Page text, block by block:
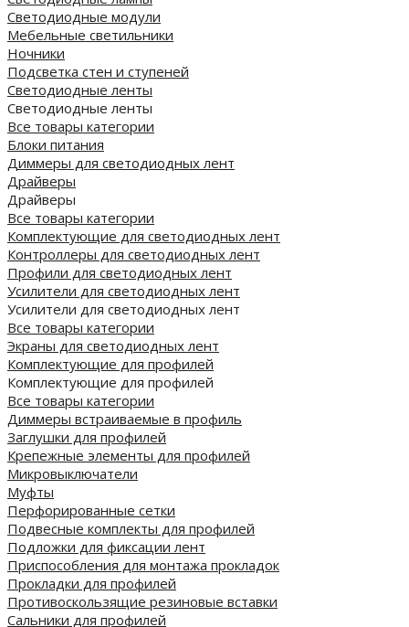
Светодиодные модули
Мебельные светильники
Ночники
Подсветка стен и ступеней
Светодиодные ленты
Светодиодные ленты
Все товары категории
Блоки питания
Диммеры для светодиодных лент
Драйверы
Драйверы
Все товары категории
Комплектующие для светодиодных лент
Контроллеры для светодиодных лент
Профили для светодиодных лент
Усилители для светодиодных лент
Усилители для светодиодных лент
Все товары категории
Экраны для светодиодных лент
Комплектующие для профилей
Комплектующие для профилей
Все товары категории
Диммеры встраиваемые в профиль
Заглушки для профилей
Крепежные элементы для профилей
Микровыключатели
Муфты
Перфорированные сетки
Подвесные комплекты для профилей
Подложки для фиксации лент
Приспособления для монтажа прокладок
Прокладки для профилей
Противоскользящие резиновые вставки
Сальники для профилей